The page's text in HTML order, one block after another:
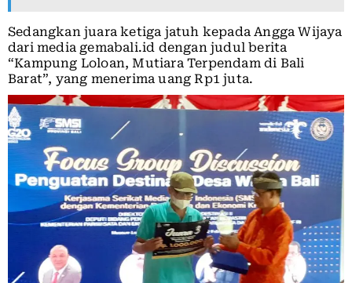
Sedangkan juara ketiga jatuh kepada Angga Wijaya
dari media gemabali.id dengan judul berita
“Kampung Loloan, Mutiara Terpendam di Bali
Barat”, yang menerima uang Rp1 juta.